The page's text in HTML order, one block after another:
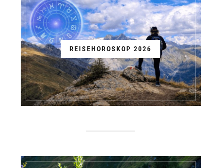
REISEHOROSKOP 2026